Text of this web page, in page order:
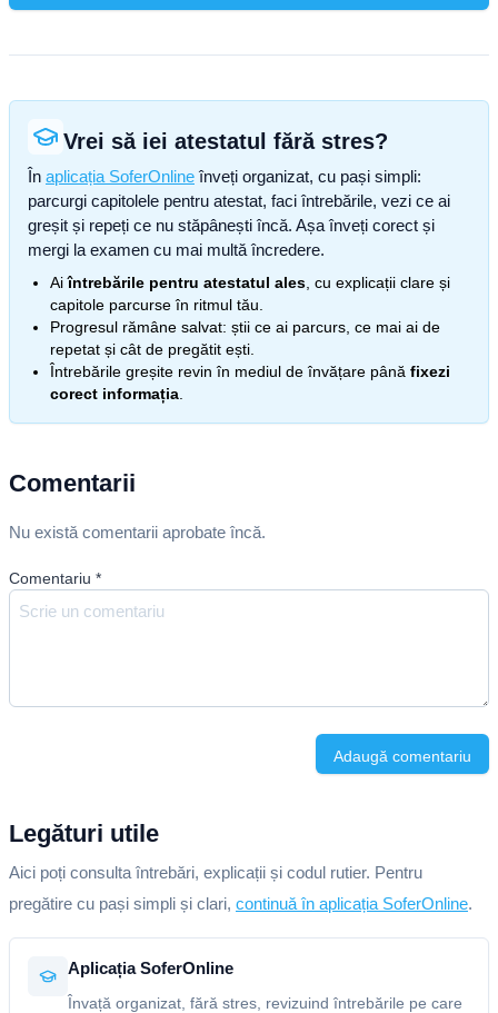
Vrei să iei atestatul fără stres?
În aplicația SoferOnline înveți organizat, cu pași simpli:
parcurgi capitolele pentru atestat, faci întrebările, vezi ce ai
greșit și repeți ce nu stăpânești încă. Așa înveți corect și
mergi la examen cu mai multă încredere.
Aiîntrebările pentru atestatul ales , cu explicații clare și
capitole parcurse în ritmul tău.
Progresul rămâne salvat: știi ce ai parcurs, ce mai ai de
repetat și cât de pregătit ești.
Întrebările greșite revin în mediul de învățare până fixezi
corect informația
Comentarii
Nu există comentarii aprobate încă.
Comentariu *
Adaugă comentariu
Legături utile
Aici poți consulta întrebări, explicații și codul rutier. Pentru
pregătire cu pași simpli și clari, continuă în aplicația SoferOnline.
Aplicația SoferOnline
Învață organizat, fără stres, revizuind întrebările pe care